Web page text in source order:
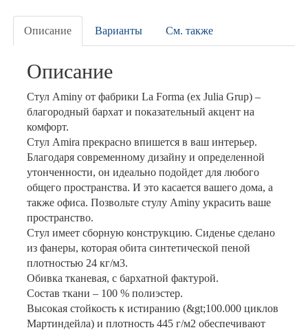
Описание Варианты См. также
Описание
Стул Aminy от фабрики La Forma (ex Julia Grup) –
благородный бархат и показательный акцент на
комфорт.
Стул Amira прекрасно впишется в ваш интерьер.
Благодаря современному дизайну и определенной
утонченности, он идеально подойдет для любого
общего пространства. И это касается вашего дома, а
также офиса. Позвольте стулу Aminy украсить ваше
пространство.
Стул имеет сборную конструкцию. Сиденье сделано
из фанеры, которая обита синтетической пеной
плотностью 24 кг/м3.
Обивка тканевая, с бархатной фактурой.
Состав ткани – 100 % полиэстер.
Высокая стойкость к истиранию (&gt;100.000 циклов
Мартиндейла) и плотность 445 г/м2 обеспечивают